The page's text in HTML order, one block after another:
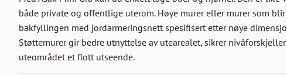
både private og offentlige uterom. Høye murer eller murer som
bakfyllingen med jordarmeringsnett spesifisert etter nøye
Støttemurer gir bedre utnyttelse av utearealet, sikrer
uteområdet et flott utseende.